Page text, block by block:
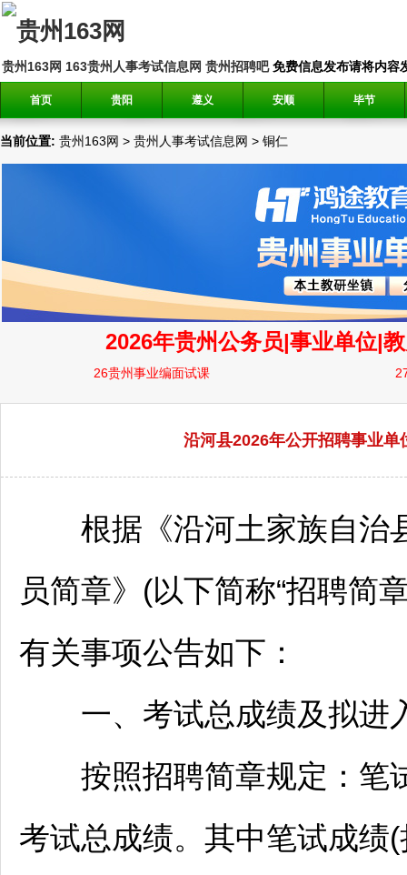
贵州163网 163贵州人事考试信息网 贵州招聘吧免费信息发布请将内容
首页 贵阳 遵义 安顺 毕节
当前位置: 贵州163网 > 贵州人事考试信息网 > 铜仁
沿河县2026年公开招聘事业
根据《沿河土家族自治
员简章》(以下简称“招聘简
有关事项公告如下：
一、考试总成绩及拟进
按照招聘简章规定：笔
考试总成绩。其中笔试成绩